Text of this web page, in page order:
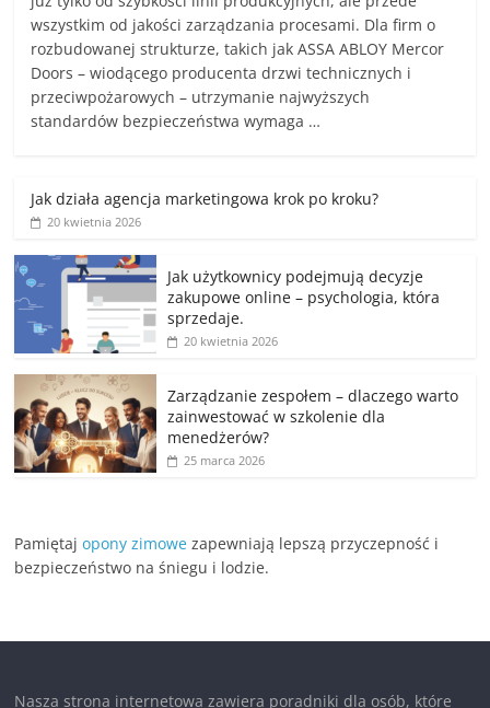
wszystkim od jakości zarządzania procesami. Dla firm o
rozbudowanej strukturze, takich jak ASSA ABLOY Mercor
Doors – wiodącego producenta drzwi technicznych i
przeciwpożarowych – utrzymanie najwyższych
standardów bezpieczeństwa wymaga …
Jak działa agencja marketingowa krok po kroku?
20 kwietnia 2026
Jak użytkownicy podejmują decyzje
zakupowe online – psychologia, która
sprzedaje.
20 kwietnia 2026
Zarządzanie zespołem – dlaczego warto
zainwestować w szkolenie dla
menedżerów?
25 marca 2026
Pamiętajopony zimowe zapewniają lepszą przyczepność i
bezpieczeństwo na śniegu i lodzie.
Nasza strona internetowa zawiera poradniki dla osób, które